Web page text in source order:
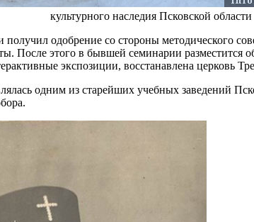
культурного наследия Псковской области
одобрение со стороны методического
После этого в бывшей семинарии разместится
экспозиции, восстанавлена церковь
одним из старейших учебных заведений